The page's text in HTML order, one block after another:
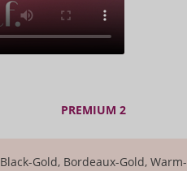
PREMIUM 2
Black-Gold, Bordeaux-Gold, Warm-